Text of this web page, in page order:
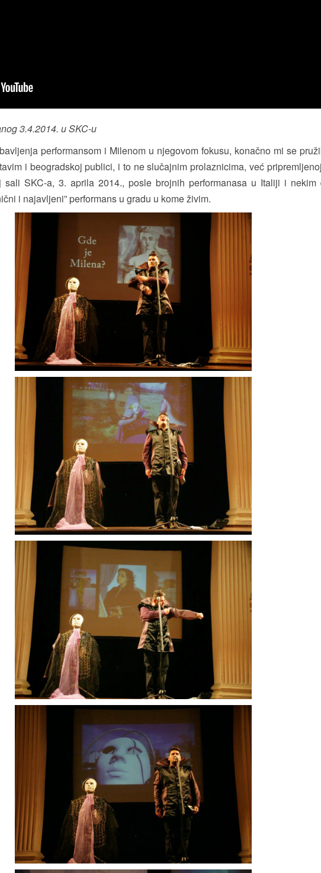
3.4.2014. u SKC-u
performansom i Milenom u njegovom fokusu, konačno mi se
i beogradskoj publici, i to ne slučajnim prolaznicima, već
SKC-a, 3. aprila 2014., posle brojnih performanasa u Italiji i nekim
i najavljeni” performans u gradu u kome živim.